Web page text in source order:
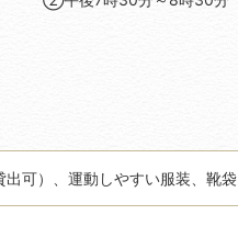
出可）、運動しやすい服装、靴袋